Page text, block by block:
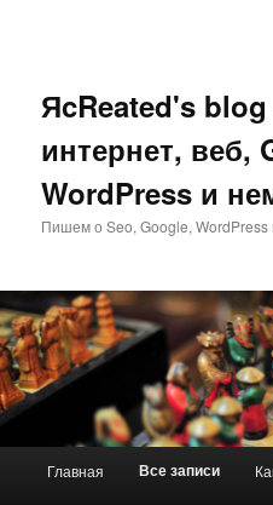
ЯcReated's
интернет, веб,
WordPress и
Пишем о Seo, Google, WordPress
Главная Все записи